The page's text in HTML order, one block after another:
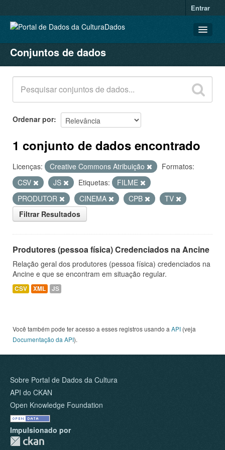
Entrar
CONJUNTOS DE DADOS
ORGANIZAÇÕES
GRUPOS
SOBRE
Conjuntos de dados
Ordenar por
1 conjunto de dados encontrado
Licenças: Creative Commons Atribuição
Formatos:
CSV
JS Etiquetas:
FILME
PRODUTOR
CINEMA CPB
TV
Filtrar Resultados
Produtores (pessoa física) Credenciados na Ancine
Relação geral dos produtores (pessoa física) credenciados na
Ancine e que se encontram em situação regular.
CSV XML JS
Você também pode ter acesso a esses registros usando a API (veja
Documentação da API).
Sobre Portal de Dados da Cultura
API do CKAN
Open Knowledge Foundation
Impulsionado por